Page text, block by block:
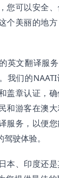
您可以安全
个美丽的地
英文翻译服
我们的
盖章认证，
和游客在澳
服务，以便
驶体验。
本、印度还